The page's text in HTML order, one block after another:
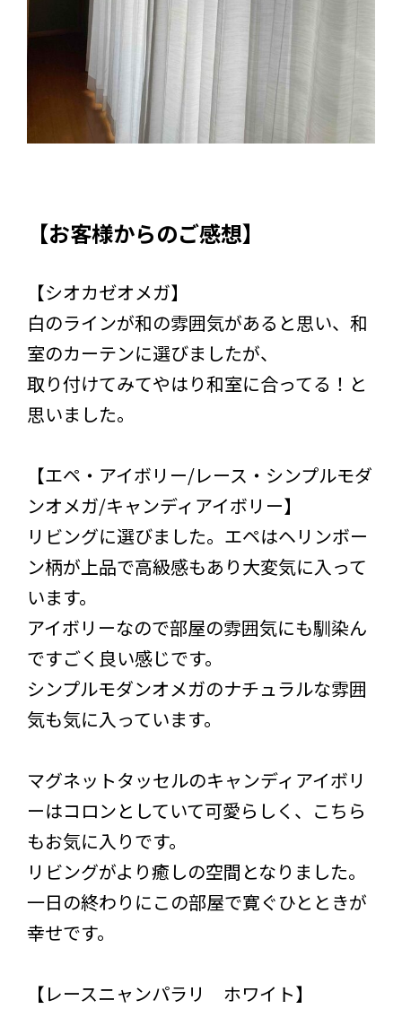
【お客様からのご感想】
【シオカゼオメガ】
白のラインが和の雰囲気があると思い、和
室のカーテンに選びましたが、
取り付けてみてやはり和室に合ってる！と
思いました。
【エペ・アイボリー/レース・シンプルモダ
ンオメガ/キャンディアイボリー】
リビングに選びました。エペはヘリンボー
ン柄が上品で高級感もあり大変気に入って
います。
アイボリーなので部屋の雰囲気にも馴染ん
ですごく良い感じです。
シンプルモダンオメガのナチュラルな雰囲
気も気に入っています。
マグネットタッセルのキャンディアイボリ
ーはコロンとしていて可愛らしく、こちら
もお気に入りです。
リビングがより癒しの空間となりました。
一日の終わりにこの部屋で寛ぐひとときが
幸せです。
【レースニャンパラリ ホワイト】